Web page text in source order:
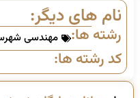
نام های دیگر:
رشته ها: مهندسی
کد رشته ها: